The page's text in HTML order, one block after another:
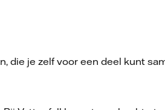
die je zelf voor een deel kunt